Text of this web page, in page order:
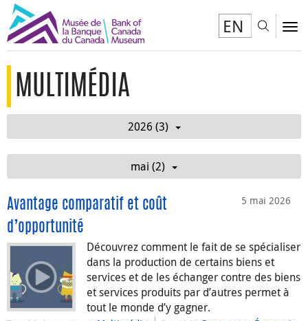
EN
MULTIMÉDIA
2026 (3)
mai (2)
5 mai 2026
Avantage comparatif et coût
d’opportunité
Découvrez comment le fait de se spécialiser
dans la production de certains biens et
services et de les échanger contre des biens
et services produits par d’autres permet à
tout le monde d’y gagner.